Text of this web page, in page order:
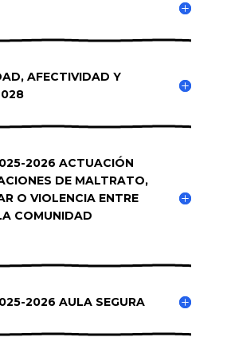
AFECTIVIDAD Y
2026 ACTUACIÓN
DE MALTRATO,
O VIOLENCIA ENTRE
COMUNIDAD
2026 AULA SEGURA